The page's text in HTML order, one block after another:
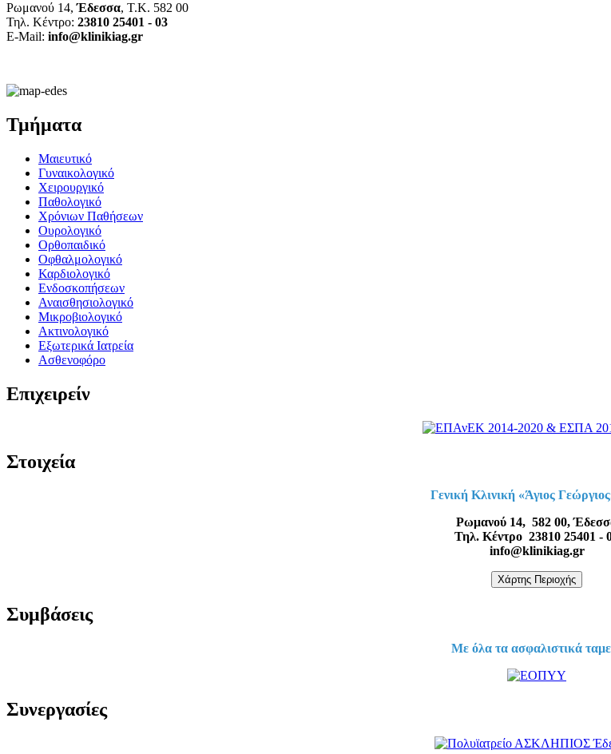
Ρωμανού 14,Έδεσσα, Τ.Κ. 582 00
Τηλ. Κέντρο: 23810 25401 - 03
E-Mail: info@klinikiag.gr
Τμήματα
Μαιευτικό
Γυναικολογικό
Χειρουργικό
Παθολογικό
Χρόνιων Παθήσεων
Ουρολογικό
Ορθοπαιδικό
Οφθαλμολογικό
Καρδιολογικό
Ενδοσκοπήσεων
Αναισθησιολογικό
Μικροβιολογικό
Ακτινολογικό
Εξωτερικά Ιατρεία
Ασθενοφόρο
Επιχειρείν
Στοιχεία
Γενική Κλινική «Άγιος
Ρωμανού 14, 582 00,
Τηλ. Κέντρο 23810 25401 -
info@klinikiag.gr
Χάρτης Περιοχής
Συμβάσεις
Με όλα τα ασφαλιστικά
Συνεργασίες